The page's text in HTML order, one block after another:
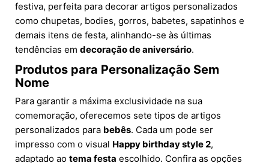
festiva, perfeita para decorar artigos personalizados
como chupetas, bodies, gorros, babetes, sapatinhos e
demais itens de festa, alinhando-se às últimas
tendências em decoração de aniversário.
Produtos para Personalização Sem
Nome
Para garantir a máxima exclusividade na sua
comemoração, oferecemos sete tipos de artigos
personalizados para bebês. Cada um pode ser
impresso com o visual Happy birthday style 2,
adaptado ao tema festa escolhido. Confira as opções